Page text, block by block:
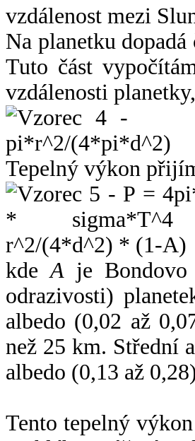
vzdálenost mezi
Na planetku
Tuto část
vzdálenosti
Tepelný výkon
kdeA je
odrazivosti)
albedo (0,02 až
než 25 km. Střední
albedo (0,13 až
Tento tepelný